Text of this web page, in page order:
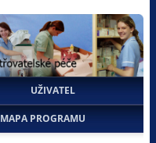
UŽIVATEL
MAPA PROGRAMU